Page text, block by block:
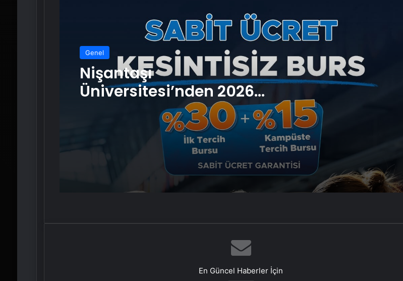
Genel
Nişantaşı
Üniversitesi’nden 2026
YKS Adaylarına Çifte
Güvence: Sabit Ücret ve
Kesintisiz Burs
T Çekmeli Sıvı Sabunluk
Ryzen vds
Bigo Elmas Bayi – Güvenli, Hızlı ve
Uygun Fiyatlı Elmas Satın
Almanın Yeni Adresi
Datahost İle Güvenilir Sunucu
Hizmetleri
Monopompa Nedir?
Prens Selman, konuğu Donald
En Güncel Haberler İçin